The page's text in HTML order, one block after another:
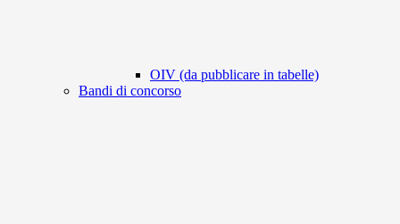
OIV (da pubblicare in tabelle)
Bandi di concorso